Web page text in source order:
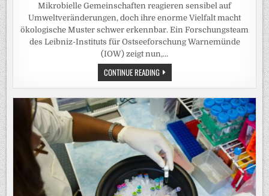
Mikrobielle Gemeinschaften reagieren sensibel auf
Umweltveränderungen, doch ihre enorme Vielfalt macht
ökologische Muster schwer erkennbar. Ein Forschungsteam
des Leibniz-Instituts für Ostseeforschung Warnemünde
(IOW) zeigt nun,…
CONTINUE READINGÖKOSYSTEME
LESEN
WIE
EIN
BUCH:
KI-
METHODE
MACHT
VERBORGENE
MUSTER
IN
MIKROBIELLEN
GEMEINSCHAFTEN
DER
WARNOW
SICHTBAR